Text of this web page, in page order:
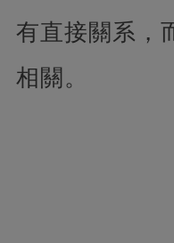
有直接關系，
相關。